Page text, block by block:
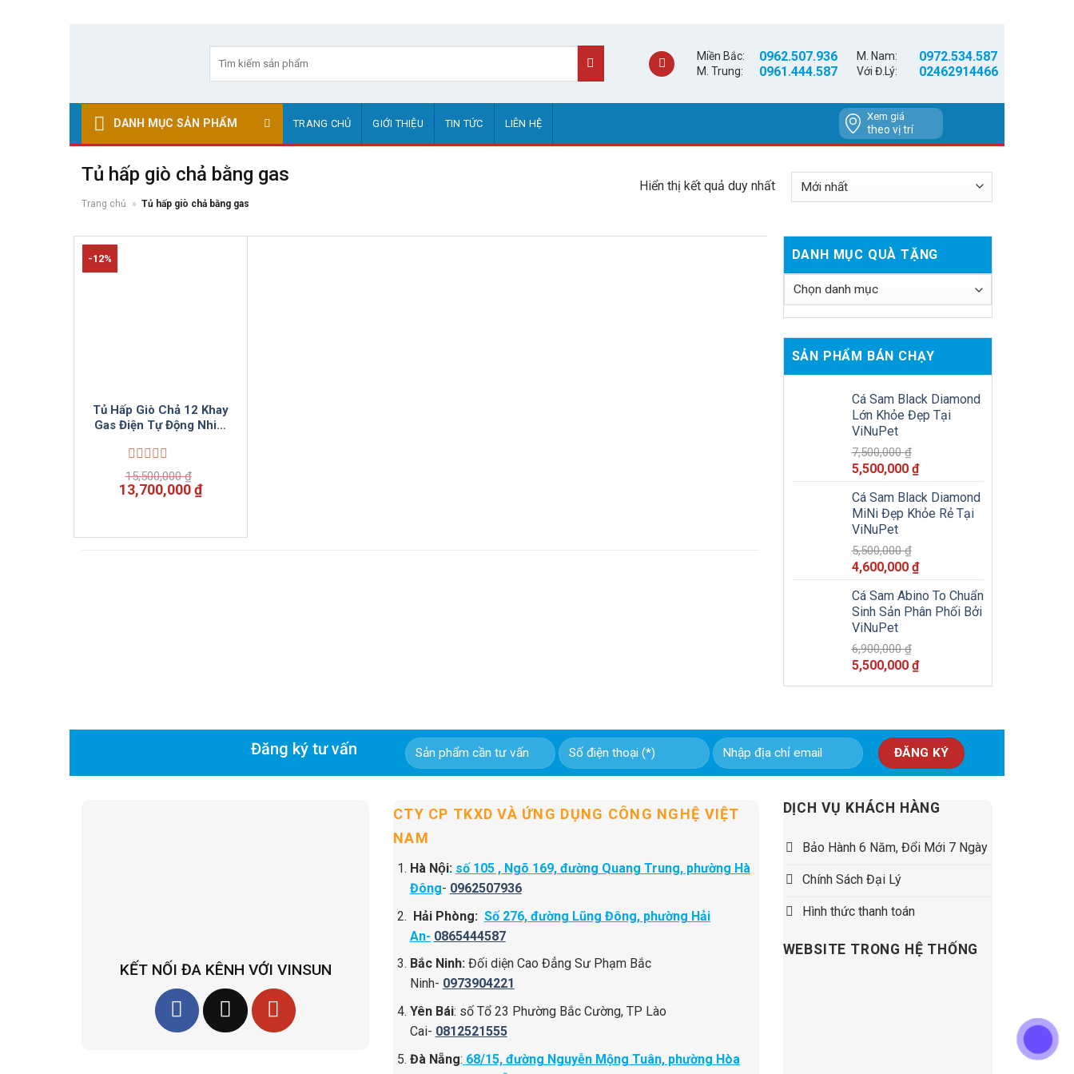
kiếm:
Miền Bắc: 0962.507.936 M. Nam: 0972.534.587
M. Trung: 0961.444.587 Với Đ.Lý: 02462914466
DANH MỤC SẢN PHẨM TRANG CHỦ GIỚI THIỆU TIN TỨC LIÊN HỆ
Xem giá
theo vị trí
Tủ hấp giò chả bằng gas
Trang chủ » Tủ hấp giò chả bằng gas
Hiển thị kết quả duy nhất
-12%
Tủ Hấp Giò Chả 12 Khay
Gas Điện Tự Động Nhiệt
Được
xếp
hạng
sao
15,500,000₫
Giá
gốc
13,700,000₫Giá
hiện
DANH MỤC QUÀ TẶNG
SẢN PHẨM BÁN CHẠY
Cá Sam Black Diamond
Lớn Khỏe Đẹp Tại
ViNuPet
7,500,000₫
Giá
là:
7,500,000 ₫.
5,500,000 ₫Giá
tại
là:
Cá Sam Black Diamond
MiNi Đẹp Khỏe Rẻ Tại
ViNuPet
5,500,000₫
Giá
là:
5,500,000 ₫.
4,600,000 ₫Giá
tại
là:
Cá Sam Abino To Chuẩn
Sinh Sản Phân Phối Bởi
ViNuPet
6,900,000₫
Giá
5,500,000 ₫Giá
5,500,000 ₫.
Đăng ký tư vấn
KẾT NỐI ĐA KÊNH VỚI VINSUN
CTY CP TKXD VÀ ỨNG DỤNG CÔNG NGHỆ VIỆT
NAM
Hà Nội: số 105 , Ngõ 169, đường Quang Trung, phường Hà
Đông- 0962507936
Hải Phòng: Số 276, đường Lũng Đông, phường Hải
An- 0865444587
Bắc Ninh: Đối diện Cao Đẳng Sư Phạm Bắc
Ninh- 0973904221
Yên Bái: số Tổ 23 Phường Bắc Cường, TP Lào
Cai- 0812521555
Đà Nẵng: 68/15, đường Nguyễn Mộng Tuân, phường Hòa
DỊCH VỤ KHÁCH HÀNG
Bảo Hành 6 Năm, Đổi Mới 7 Ngày
Chính Sách Đại Lý
Hình thức thanh toán
WEBSITE TRONG HỆ THỐNG